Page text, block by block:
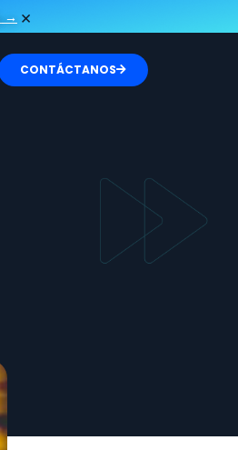
→ ×
CONTÁCTANOS